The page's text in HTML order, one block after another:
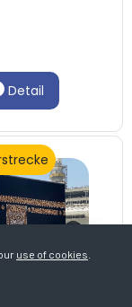
Detail
use of cookies